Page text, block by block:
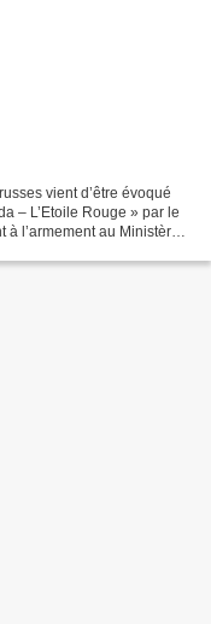
vient d’être évoqué
– L’Etoile Rouge » par le
l’armement au Ministère